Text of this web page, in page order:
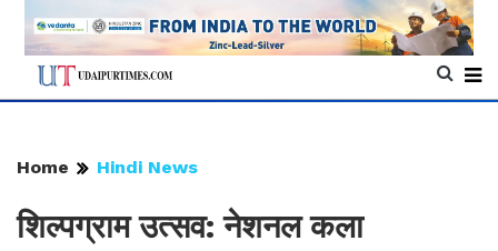
Home Hindi News
शिल्पग्राम उत्सव: नेशनल कला